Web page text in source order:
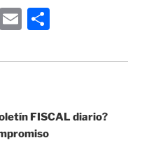
F
E
ai ar
FISCAL diario?